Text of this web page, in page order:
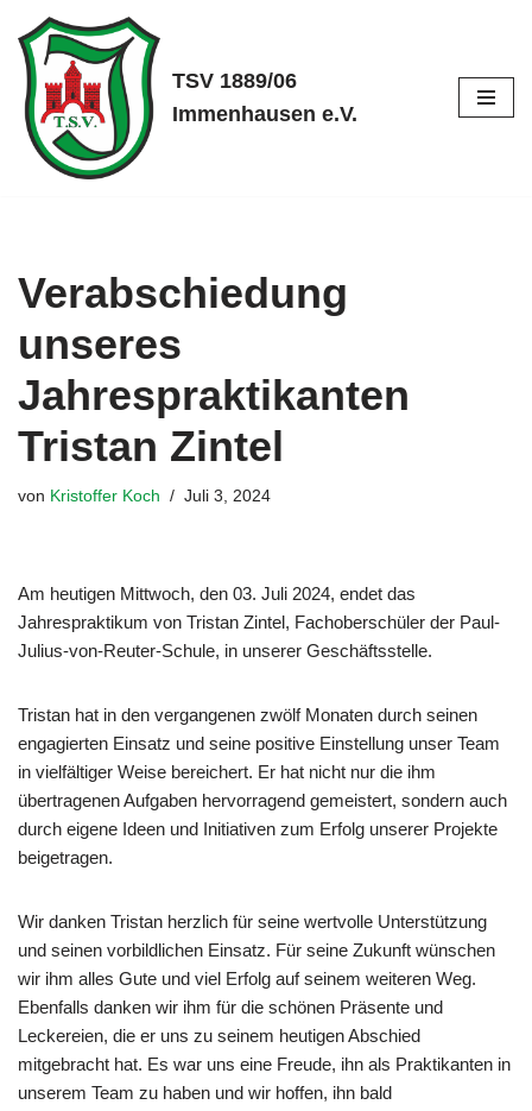
Zum
Inhalt
springen
TSV 1889/06
Immenhausen e.V.
Verabschiedung
unseres
Jahrespraktikanten
Tristan Zintel
von Kristoffer Koch Juli 3, 2024
Am heutigen Mittwoch, den 03. Juli 2024, endet das
Jahrespraktikum von Tristan Zintel, Fachoberschüler der Paul-
Julius-von-Reuter-Schule, in unserer Geschäftsstelle.
Tristan hat in den vergangenen zwölf Monaten durch seinen
engagierten Einsatz und seine positive Einstellung unser Team
in vielfältiger Weise bereichert. Er hat nicht nur die ihm
übertragenen Aufgaben hervorragend gemeistert, sondern auch
durch eigene Ideen und Initiativen zum Erfolg unserer Projekte
beigetragen.
Wir danken Tristan herzlich für seine wertvolle Unterstützung
und seinen vorbildlichen Einsatz. Für seine Zukunft wünschen
wir ihm alles Gute und viel Erfolg auf seinem weiteren Weg.
Ebenfalls danken wir ihm für die schönen Präsente und
Leckereien, die er uns zu seinem heutigen Abschied
mitgebracht hat. Es war uns eine Freude, ihn als Praktikanten in
unserem Team zu haben und wir hoffen, ihn bald